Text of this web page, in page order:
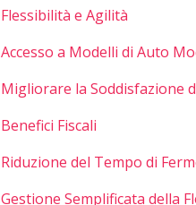
Flessibilità e Agilità
Accesso a Modelli di Auto
Migliorare la Soddisfazione
Benefici Fiscali
Riduzione del Tempo di
Gestione Semplificata della